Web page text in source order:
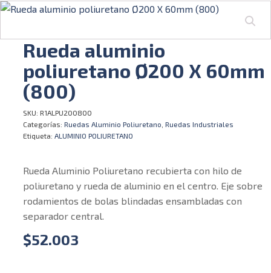
Rueda aluminio
poliuretano Ø200 X 60mm
(800)
SKU: R1ALPU200800
Categorías: Ruedas Aluminio Poliuretano Ruedas Industriales
Etiqueta: ALUMINIO POLIURETANO
Rueda Aluminio Poliuretano recubierta con hilo de
poliuretano y rueda de aluminio en el centro. Eje sobre
rodamientos de bolas blindadas ensambladas con
separador central.
$52.003